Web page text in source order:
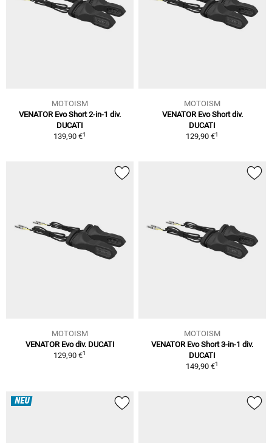
MOTOISM
VENATOR Evo Short 2-in-1 div.
DUCATI
139,90 €1
MOTOISM
VENATOR Evo Short div.
DUCATI
129,90 €1
MOTOISM
VENATOR Evo div. DUCATI
129,90 €1
MOTOISM
VENATOR Evo Short 3-in-1 div.
DUCATI
149,90 €1
NEU